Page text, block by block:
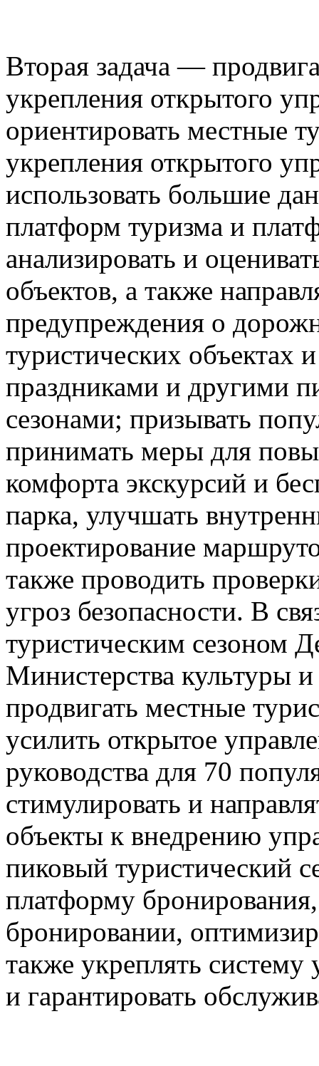
Вторая задача —
укрепления открытого
ориентировать местные
укрепления открытого
использовать большие
платформ туризма и
анализировать и
объектов, а также
предупреждения о
туристических объектах
праздниками и другими
сезонами; призывать
принимать меры для
комфорта экскурсий и
парка, улучшать
проектирование
также проводить
угроз безопасности. В
туристическим сезоном
Министерства культуры
продвигать местные
усилить открытое
руководства для 70
стимулировать и
объекты к внедрению
пиковый туристический
платформу
бронировании,
также укреплять
и гарантировать